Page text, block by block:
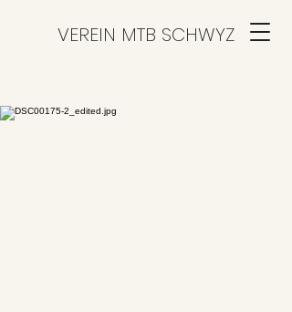
VEREIN MTB SCHWYZ